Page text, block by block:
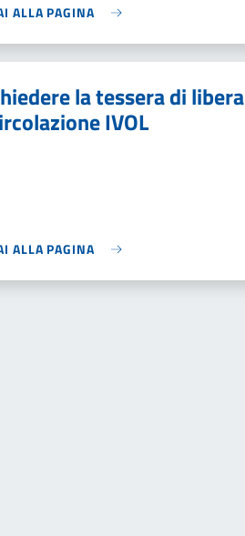
ALLA PAGINA
la tessera di libera
IVOL
ALLA PAGINA